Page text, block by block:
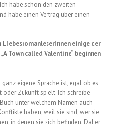
habe schon den zweiten
habe einen Vertrag über einen
Liebesromanleserinnen einige der
Town called Valentine“ beginnen
ganz eigene Sprache ist, egal ob es
oder Zukunft spielt. Ich schreibe
unter welchem Namen auch
haben, weil sie sind, wer sie
in denen sie sich befinden. Daher